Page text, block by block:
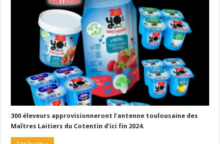
Un été fructueux pour Lactalis
300 éleveurs approvisionneront l'antenne toulousaine des
Maîtres Laitiers du Cotentin d’ici fin 2024.